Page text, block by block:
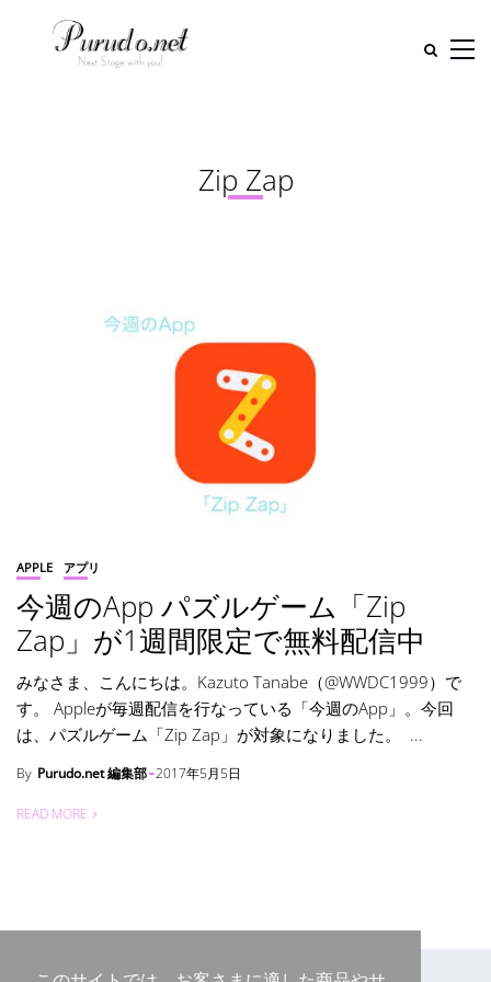
Zip Zap
APPLE アプリ
今週のApp パズルゲーム「Zip
Zap」が1週間限定で無料配信中
みなさま、こんにちは。Kazuto Tanabe（@WWDC1999）で
す。 Appleが毎週配信を行なっている「今週のApp」。今回
は、パズルゲーム「Zip Zap」が対象になりました。 ...
By Purudo.net 編集部 2017年5月5日
READ MORE